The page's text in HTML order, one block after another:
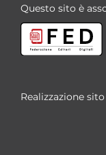
Questo sito è
Realizzazione